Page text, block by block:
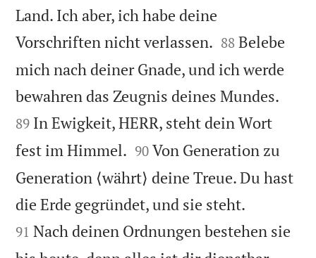
Land. Ich aber, ich habe deine
Vorschriften nicht verlassen. 

88 Belebe
mich nach deiner Gnade, und ich werde
bewahren das Zeugnis deines Mundes.
89 In Ewigkeit, HERR, steht dein Wort
fest im Himmel. 

90 Von Generation zu
Generation ⟨währt⟩ deine Treue. Du hast
die Erde gegründet, und sie steht.
91 Nach deinen Ordnungen bestehen sie